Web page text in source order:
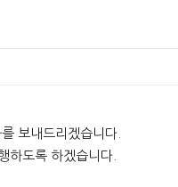
보내드리겠습니다.
하도록 하겠습니다.